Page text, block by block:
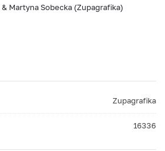
Martyna Sobecka (Zupagrafika)
Zupagrafika
16336